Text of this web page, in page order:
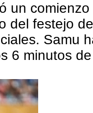
un
del festejo
Samu
6 minutos